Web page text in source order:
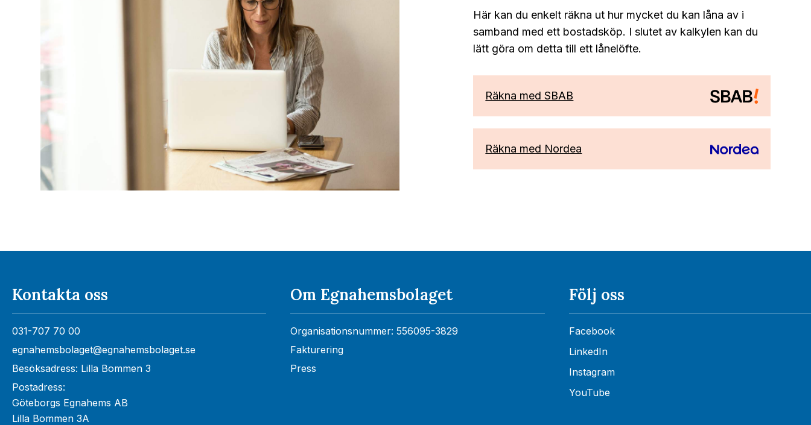
Här kan du enkelt räkna ut hur mycket du kan låna av i
samband med ett bostadsköp. I slutet av kalkylen kan du
lätt göra om detta till ett lånelöfte.
Räkna med SBAB
Räkna med Nordea
Kontakta oss
031-707 70 00
egnahemsbolaget@egnahemsbolaget.se
Besöksadress: Lilla Bommen 3
Postadress:
Göteborgs Egnahems AB
Lilla Bommen 3A
Om Egnahemsbolaget
Organisationsnummer: 556095-3829
Fakturering
Press
Följ oss
Facebook
LinkedIn
Instagram
YouTube